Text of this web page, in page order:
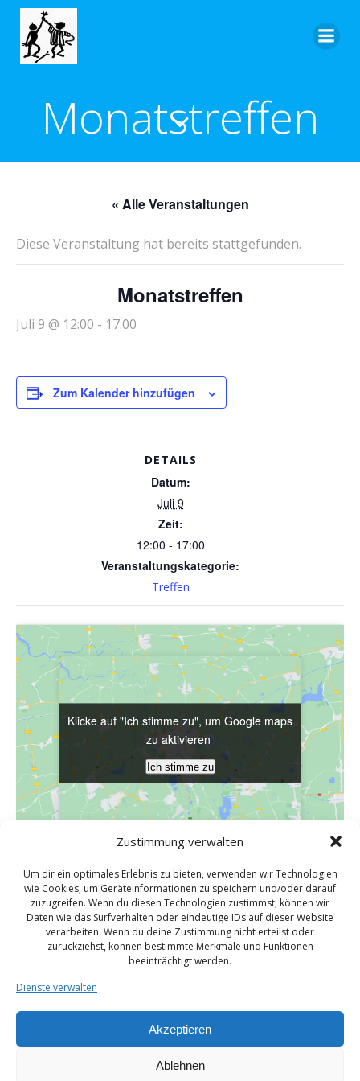
Zustimmung verwalten
Um dir ein optimales Erlebnis zu bieten, verwenden wir Technologien
wie Cookies, um Geräteinformationen zu speichern und/oder darauf
zuzugreifen. Wenn du diesen Technologien zustimmst, können wir
Daten wie das Surfverhalten oder eindeutige IDs auf dieser Website
verarbeiten. Wenn du deine Zustimmung nicht erteilst oder
zurückziehst, können bestimmte Merkmale und Funktionen
beeinträchtigt werden.
Dienste verwalten
Akzeptieren
Ablehnen
Monatstreffen
« Alle Veranstaltungen
Diese Veranstaltung hat bereits stattgefunden.
Monatstreffen
Juli 9 @ 12:00 - 17:00
Zum Kalender hinzufügen
DETAILS
Datum:
Juli 9
Zeit:
12:00 - 17:00
Veranstaltungskategorie:
Treffen
VERANSTALTUNGSORT
Bauernhofcafe Birkenhof
Birkenhof 5
Butzbach / Fauerbach v.d.H, Hessen 35510 Deutschland
Google Karte anzeigen
Veranstaltungsort-Website anzeigen
Klicke auf "Ich stimme zu", um Google maps
zu aktivieren
Ich stimme zu
Klicke auf "Ich stimme zu", um Google maps
zu aktivieren
Ich stimme zu
Monatstreffen